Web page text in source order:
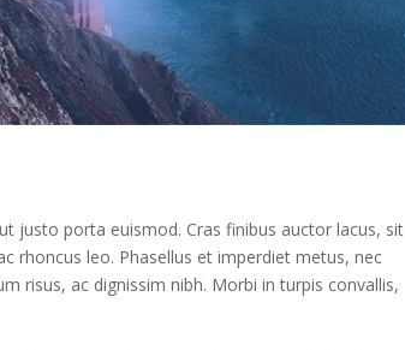
justo porta euismod. Cras finibus auctor lacus, sit
rhoncus leo. Phasellus et imperdiet metus, nec
risus, ac dignissim nibh. Morbi in turpis convallis,